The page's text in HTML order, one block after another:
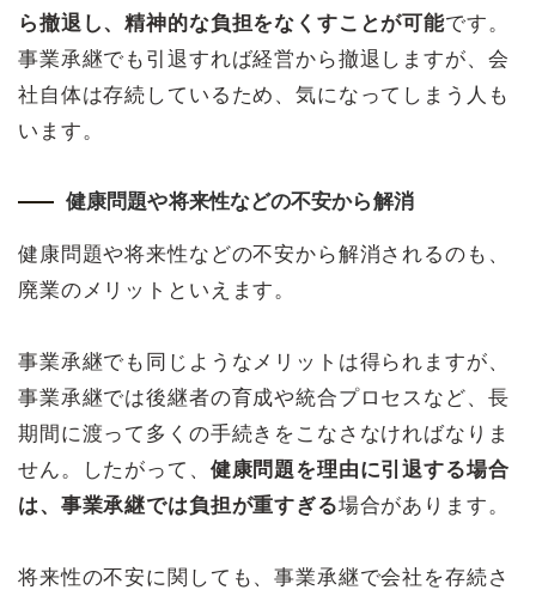
ら撤退し、精神的な負担をなくすことが可能です。
事業承継でも引退すれば経営から撤退しますが、会
社自体は存続しているため、気になってしまう人も
います。
健康問題や将来性などの不安から解消
健康問題や将来性などの不安から解消されるのも、
廃業のメリットといえます。
事業承継でも同じようなメリットは得られますが、
事業承継では後継者の育成や統合プロセスなど、長
期間に渡って多くの手続きをこなさなければなりま
せん。したがって、 健康問題を理由に引退する場合
は、事業承継では負担が重すぎる場合があります。
将来性の不安に関しても、事業承継で会社を存続さ